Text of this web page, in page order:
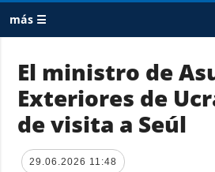
más ☰
TODAS LAS
CATEGORÍAS
Guerra
Reconstrucción
El ministro de
Exteriores de
de visita a Seúl
29.06.2026 11:48